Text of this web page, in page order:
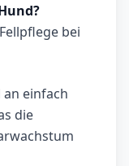
bei
an einfach
die